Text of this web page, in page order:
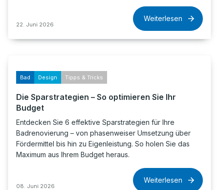
22. Juni 2026
Weiterlesen
Bad Design Tipps & Tricks
Die Sparstrategien – So optimieren Sie Ihr
Budget
Entdecken Sie 6 effektive Sparstrategien für Ihre
Badrenovierung – von phasenweiser Umsetzung über
Fördermittel bis hin zu Eigenleistung. So holen Sie das
Maximum aus Ihrem Budget heraus.
08. Juni 2026
Weiterlesen